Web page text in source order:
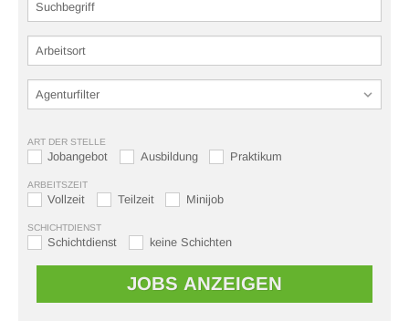
ART DER STELLE
Jobangebot Ausbildung Praktikum
ARBEITSZEIT
Vollzeit Teilzeit Minijob
SCHICHTDIENST
Schichtdienst keine Schichten